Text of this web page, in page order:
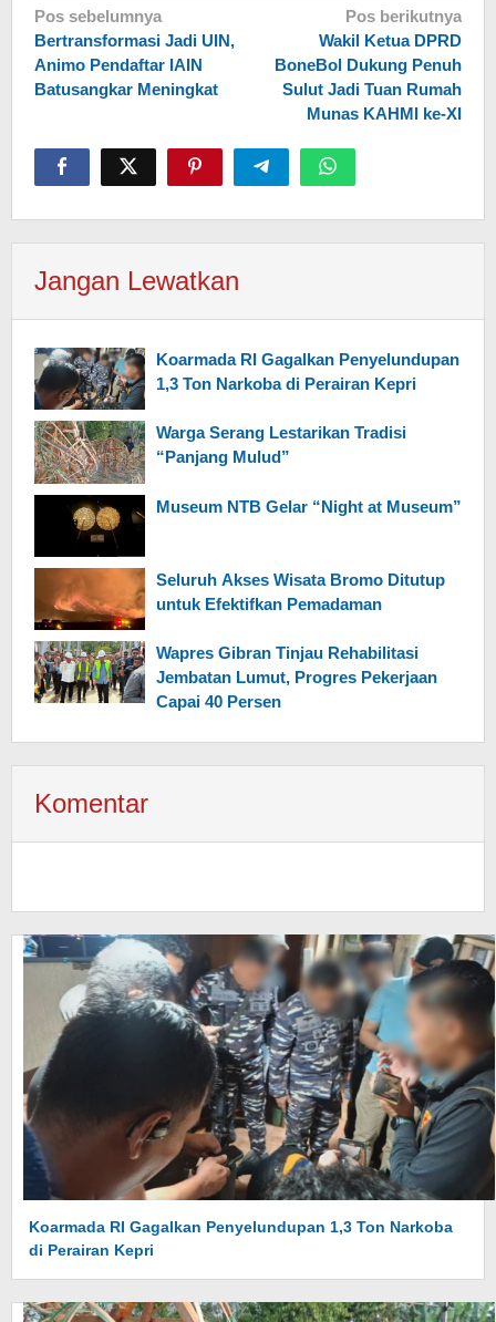
Navigasi
pos
Pos sebelumnya
Bertransformasi Jadi UIN,
Animo Pendaftar IAIN
Batusangkar Meningkat
Pos berikutnya
Wakil Ketua DPRD
BoneBol Dukung Penuh
Sulut Jadi Tuan Rumah
Munas KAHMI ke-XI
Jangan Lewatkan
Koarmada RI Gagalkan Penyelundupan
1,3 Ton Narkoba di Perairan Kepri
Warga Serang Lestarikan Tradisi
“Panjang Mulud”
Museum NTB Gelar “Night at Museum”
Seluruh Akses Wisata Bromo Ditutup
untuk Efektifkan Pemadaman
Wapres Gibran Tinjau Rehabilitasi
Jembatan Lumut, Progres Pekerjaan
Capai 40 Persen
Komentar
Koarmada RI Gagalkan Penyelundupan 1,3 Ton Narkoba
di Perairan Kepri